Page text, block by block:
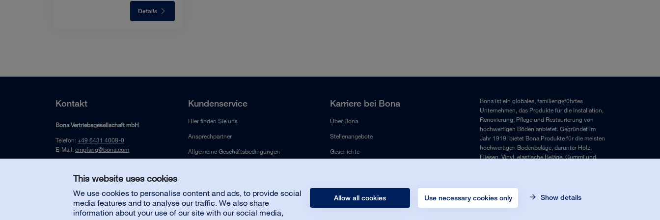
This website uses cookies
We use cookies to personalise content and ads, to provide social
media features and to analyse our traffic. We also share
information about your use of our site with our social media,
Allow all cookies Use necessary cookies only Show details
Details
Kontakt
Bona Vertriebsgesellschaft mbH
Telefon:+49 6431 4008-0
E-Mail:empfang@bona.com
D-65549 Limburg/Lahn
Deutschland
Kundenservice
Hier finden Sie uns
Ansprechpartner
Allgemeine Geschäftsbedingungen
Karriere bei Bona
Über Bona
Stellenangebote
Geschichte
Presse
Bona ist ein globales, familiengeführtes
Unternehmen, das Produkte für die Installation,
Renovierung, Pflege und Restaurierung von
hochwertigen Böden anbietet. Gegründet im
Jahr 1919, bietet Bona Produkte für die meisten
hochwertigen Bodenbeläge, darunter Holz,
Fliesen, Vinyl, elastische Beläge, Gummi und
und